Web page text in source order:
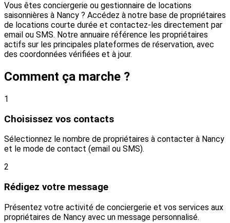
Vous êtes conciergerie ou gestionnaire de locations
saisonnières à Nancy ? Accédez à notre base de propriétaires
de locations courte durée et contactez-les directement par
email ou SMS. Notre annuaire référence les propriétaires
actifs sur les principales plateformes de réservation, avec
des coordonnées vérifiées et à jour.
Comment ça marche ?
1
Choisissez vos contacts
Sélectionnez le nombre de propriétaires à contacter à Nancy
et le mode de contact (email ou SMS).
2
Rédigez votre message
Présentez votre activité de conciergerie et vos services aux
propriétaires de Nancy avec un message personnalisé.